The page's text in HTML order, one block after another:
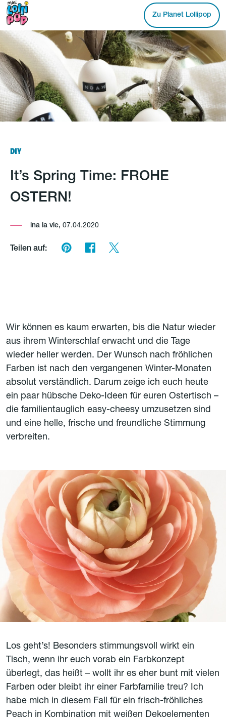
Zu Planet Lollipop
DIY
It’s Spring Time: FROHE
OSTERN!
ina la vie, 07.04.2020
Teilen auf:
Wir können es kaum erwarten, bis die Natur wieder
aus ihrem Winterschlaf erwacht und die Tage
wieder heller werden. Der Wunsch nach fröhlichen
Farben ist nach den vergangenen Winter-Monaten
absolut verständlich. Darum zeige ich euch heute
ein paar hübsche Deko-Ideen für euren Ostertisch –
die familientauglich easy-cheesy umzusetzen sind
und eine helle, frische und freundliche Stimmung
verbreiten.
Los geht’s! Besonders stimmungsvoll wirkt ein
Tisch, wenn ihr euch vorab ein Farbkonzept
überlegt, das heißt – wollt ihr es eher bunt mit vielen
Farben oder bleibt ihr einer Farbfamilie treu? Ich
habe mich in diesem Fall für ein frisch-fröhliches
Peach in Kombination mit weißen Dekoelementen